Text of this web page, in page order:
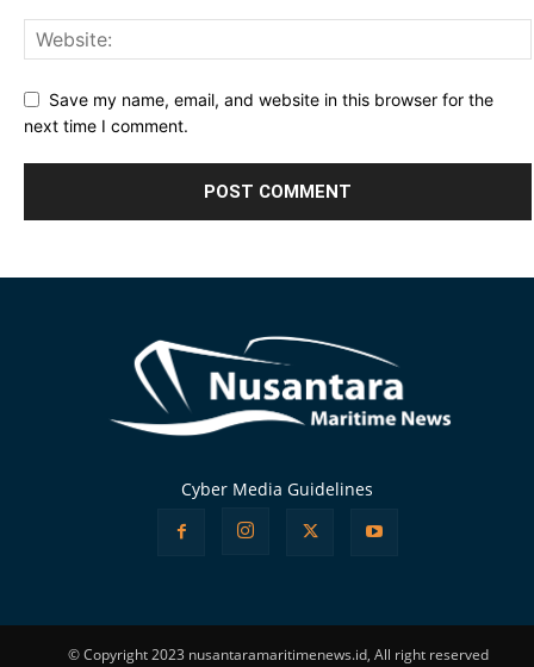
Save my name, email, and website in this browser for the
next time I comment.
Cyber Media Guidelines
© Copyright 2023 nusantaramaritimenews.id, All right reserved